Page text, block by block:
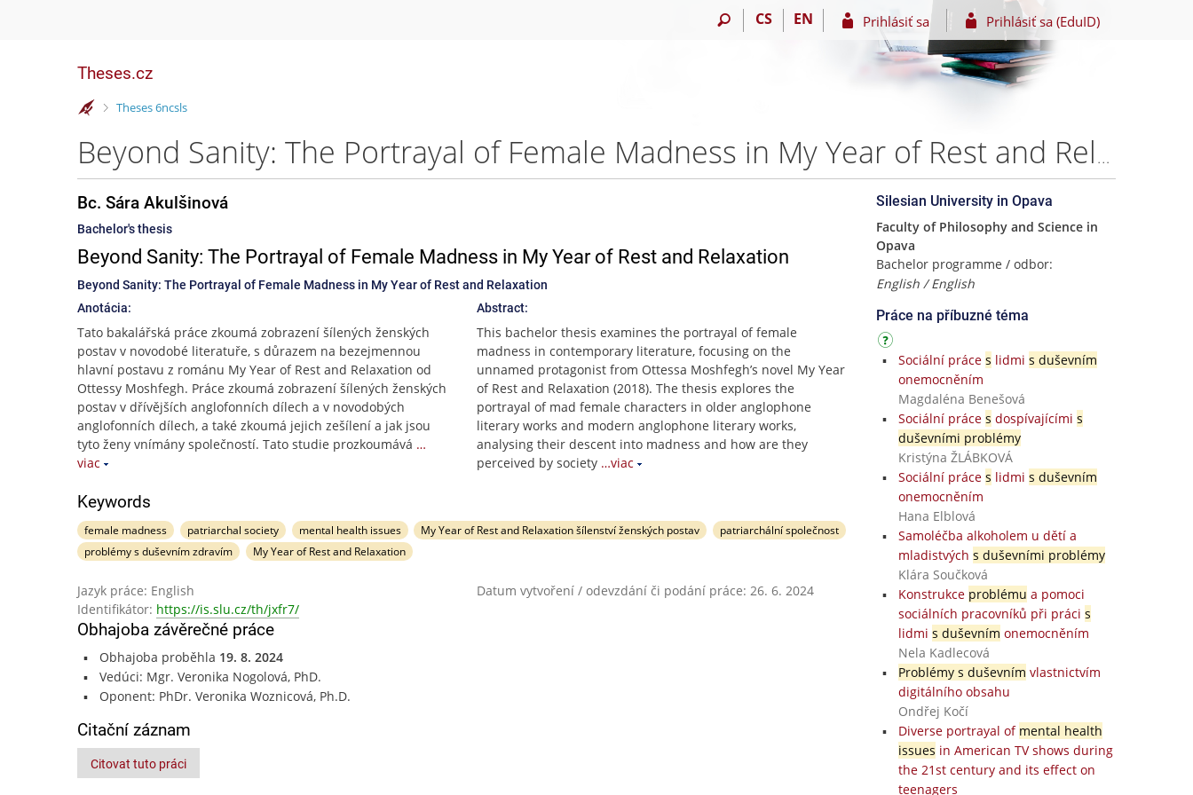
CS EN Prihlásiť sa Prihlásiť sa (EduID)
Theses.cz
>
Theses 6ncsls
Beyond Sanity: The Portrayal of Female Madness in My Year of Rest and Relaxation – Bc. Sára Akulšinová
Bc. Sára Akulšinová
Bachelor's thesis
Beyond Sanity: The Portrayal of Female Madness in My Year of Rest and Relaxation
Beyond Sanity: The Portrayal of Female Madness in My Year of Rest and Relaxation
Anotácia:
Tato bakalářská práce zkoumá zobrazení šílených ženských
postav v novodobé literatuře, s důrazem na bezejmennou
hlavní postavu z románu My Year of Rest and Relaxation od
Ottessy Moshfegh. Práce zkoumá zobrazení šílených ženských
postav v dřívějších anglofonních dílech a v novodobých
anglofonních dílech, a také zkoumá jejich zešílení a jak jsou
tyto ženy vnímány společností. Tato studie prozkoumává …
viac
Abstract:
This bachelor thesis examines the portrayal of female
madness in contemporary literature, focusing on the
unnamed protagonist from Ottessa Moshfegh’s novel My Year
of Rest and Relaxation (2018). The thesis explores the
portrayal of mad female characters in older anglophone
literary works and modern anglophone literary works,
analysing their descent into madness and how are they
perceived by society …viac
Keywords
female madness patriarchal society mental health issues My Year of Rest and Relaxation šílenství ženských postav
patriarchální společnost
problémy s duševním zdravím
My Year of Rest and Relaxation
Jazyk práce: English
Datum vytvoření / odevzdání či podání práce: 26. 6. 2024
Identifikátor: https://is.slu.cz/th/jxfr7/
Obhajoba závěrečné práce
Obhajoba proběhla 19. 8. 2024
Vedúci: Mgr. Veronika Nogolová, PhD.
Oponent: PhDr. Veronika Woznicová, Ph.D.
Citační záznam
Citovat tuto práci
Silesian University in Opava
Faculty of Philosophy and Science in
Opava
Bachelor programme / odbor:
English / English
Práce na příbuzné téma
Sociální práce s lidmi s duševním
onemocněním
Magdaléna Benešová
Sociální práce s dospívajícími s
duševními problémy
Kristýna ŽLÁBKOVÁ
Sociální práce s lidmi s duševním
onemocněním
Hana Elblová
Samoléčba alkoholem u dětí a
mladistvých s duševními problémy
Klára Součková
Konstrukce problému a pomoci
sociálních pracovníků při práci s
lidmi s duševním onemocněním
Nela Kadlecová
Problémy s duševním vlastnictvím
digitálního obsahu
Ondřej Kočí
Diverse portrayal of mental health
issues in American TV shows during
the 21st century and its effect on
teenagers